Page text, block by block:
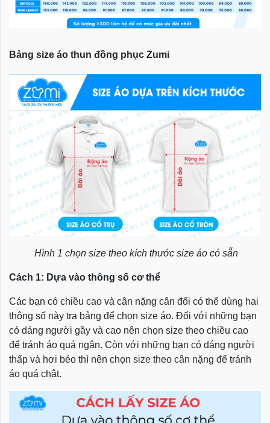
Bảng size áo thun đồng phục Zumi
Hình 1 chọn size theo kích thước size áo có sẵn
Cách 1: Dựa vào thông số cơ thể
Các bạn có chiều cao và cân nặng cân đối có thể dùng hai
thông số này tra bảng để chọn size áo. Đối với những bạn
có dáng người gầy và cao nên chọn size theo chiều cao
để tránh áo quá ngắn. Còn với những bạn có dáng người
thấp và hơi béo thì nên chọn size theo cân nặng để tránh
áo quá chật.